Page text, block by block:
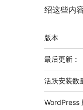
绍这些内
额
外
信
息
版本
最后更新：
活跃安装数
WordPress